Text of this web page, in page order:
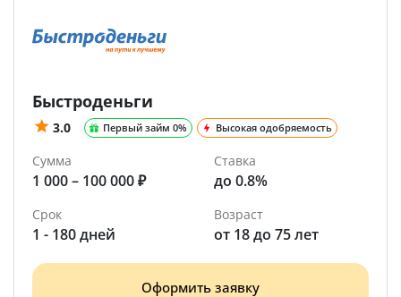
Быстроденьги
3.0 Первый займ 0% Высокая одобряемость
Сумма
1 000 – 100 000 ₽
Ставка
до 0.8%
Срок
1 - 180 дней
Возраст
от 18 до 75 лет
Оформить заявку